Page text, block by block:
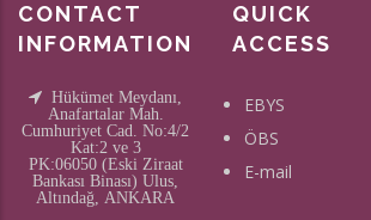
CONTACT
INFORMATION
Hükümet Meydanı,
Anafartalar Mah.
Cumhuriyet Cad. No:4/2
Kat:2 ve 3
PK:06050 (Eski Ziraat
Bankası Binası) Ulus,
Altındağ, ANKARA
QUICK
ACCESS
EBYS
ÖBS
E-mail